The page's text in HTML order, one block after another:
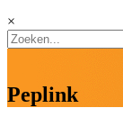
×
Peplink